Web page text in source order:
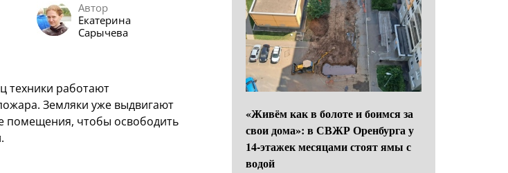
Автор
Екатерина
Сарычева
техники работают
Земляки уже выдвигают
помещения, чтобы освободить
«Живём как в болоте и боимся за
свои дома»: в СВЖР Оренбурга у
14-этажек месяцами стоят ямы с
водой